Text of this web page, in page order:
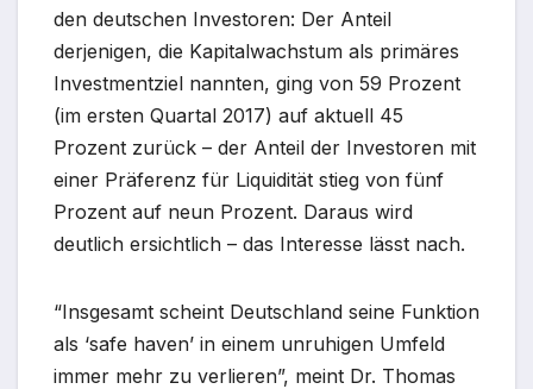
den deutschen Investoren: Der Anteil
derjenigen, die Kapitalwachstum als primäres
Investmentziel nannten, ging von 59 Prozent
(im ersten Quartal 2017) auf aktuell 45
Prozent zurück – der Anteil der Investoren mit
einer Präferenz für Liquidität stieg von fünf
Prozent auf neun Prozent. Daraus wird
deutlich ersichtlich – das Interesse lässt nach.
“Insgesamt scheint Deutschland seine Funktion
als ‘safe haven’ in einem unruhigen Umfeld
immer mehr zu verlieren”, meint Dr. Thomas